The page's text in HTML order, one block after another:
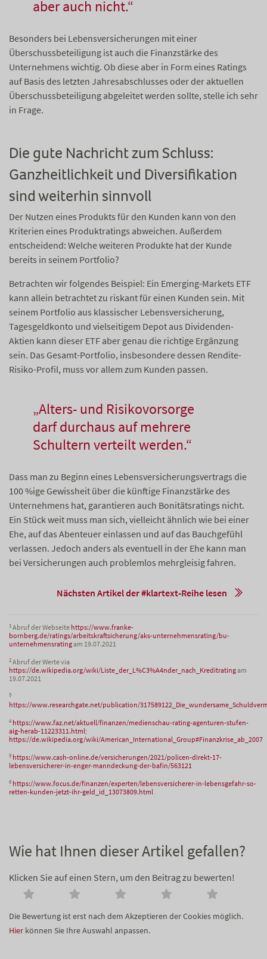
aber auch nicht.“
Besonders bei Lebensversicherungen mit einer
Überschussbeteiligung ist auch die Finanzstärke des
Unternehmens wichtig. Ob diese aber in Form eines Ratings
auf Basis des letzten Jahresabschlusses oder der aktuellen
Überschussbeteiligung abgeleitet werden sollte, stelle ich sehr
in Frage.
Die gute Nachricht zum Schluss:
Ganzheitlichkeit und Diversifikation
sind weiterhin sinnvoll
Der Nutzen eines Produkts für den Kunden kann von den
Kriterien eines Produktratings abweichen. Außerdem
entscheidend: Welche weiteren Produkte hat der Kunde
bereits in seinem Portfolio?
Betrachten wir folgendes Beispiel: Ein Emerging-Markets ETF
kann allein betrachtet zu riskant für einen Kunden sein. Mit
seinem Portfolio aus klassischer Lebensversicherung,
Tagesgeldkonto und vielseitigem Depot aus Dividenden-
Aktien kann dieser ETF aber genau die richtige Ergänzung
sein. Das Gesamt-Portfolio, insbesondere dessen Rendite-
Risiko-Profil, muss vor allem zum Kunden passen.
„Alters- und Risikovorsorge
darf durchaus auf mehrere
Schultern verteilt werden.“
Dass man zu Beginn eines Lebensversicherungsvertrags die
100 %ige Gewissheit über die künftige Finanzstärke des
Unternehmens hat, garantieren auch Bonitätsratings nicht.
Ein Stück weit muss man sich, vielleicht ähnlich wie bei einer
Ehe, auf das Abenteuer einlassen und auf das Bauchgefühl
verlassen. Jedoch anders als eventuell in der Ehe kann man
bei Versicherungen auch problemlos mehrgleisig fahren.
Nächsten Artikel der #klartext-Reihe lesen
1 Abruf der Webseite https://www.franke-
bornberg.de/ratings/arbeitskraftsicherung/aks-unternehmensrating/bu-
unternehmensratingam 19.07.2021
2Abruf der Werte via
https://de.wikipedia.org/wiki/Liste_der_L%C3%A4nder_nach_Kreditratingam
19.07.2021
3
https://www.researchgate.net/publication/
4https://www.faz.net/aktuell/finanzen/medienschau-rating-agenturen-stufen-
aig-herab-11223311.html;
https://de.wikipedia.org/wiki/American_International_Group#Finanzkrise_ab_2007
5 https://www.cash-online.de/versicherungen/2021/policen-direkt-17-
lebensversicherer-in-enger-manndeckung-der-bafin/563121
6 https://www.focus.de/finanzen/experten/lebensversicherer-in-lebensgefahr-so-
retten-kunden-jetzt-ihr-geld_id_13073809.html
Wie hat Ihnen dieser Artikel gefallen?
Klicken Sie auf einen Stern, um den Beitrag zu bewerten!
Die Bewertung ist erst nach dem Akzeptieren der Cookies möglich.
Hier können Sie Ihre Auswahl anpassen.